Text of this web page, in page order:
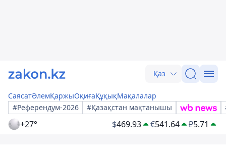
Қаз
СаясатӘлемҚаржыОқиғаҚұқықМақалалар
#Референдум-2026
#Қазақстан мақтанышы
+27° $469.93 €541.64 ₽5.71